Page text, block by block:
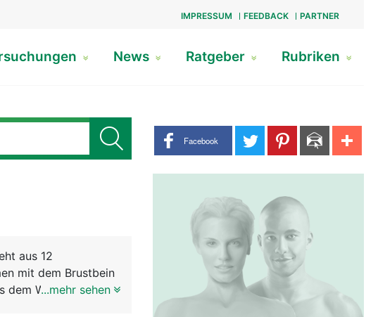
IMPRESSUM FEEDBACK PARTNER
News Ratgeber Rubriken
Share buttons
Facebook
aus 12
mit dem Brustbein
dem Wirbelkanal an
...mehr sehen